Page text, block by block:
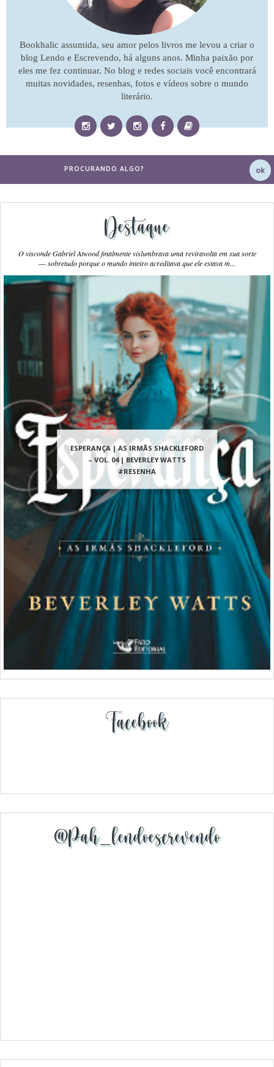
Bookhalic assumida, seu amor pelos livros me levou a criar o
blog Lendo e Escrevendo, há alguns anos. Minha paixão por
eles me fez continuar. No blog e redes sociais você encontrará
muitas novidades, resenhas, fotos e vídeos sobre o mundo
literário.
Destaque
ESPERANÇA | AS IRMÃS SHACKLEFORD
– VOL. 04 | BEVERLEY WATTS
#RESENHA
O visconde Gabriel Atwood finalmente vislumbrava uma reviravolta em sua sorte
― sobretudo porque o mundo inteiro acreditava que ele estava m...
Facebook
@pah_lendoescrevendo